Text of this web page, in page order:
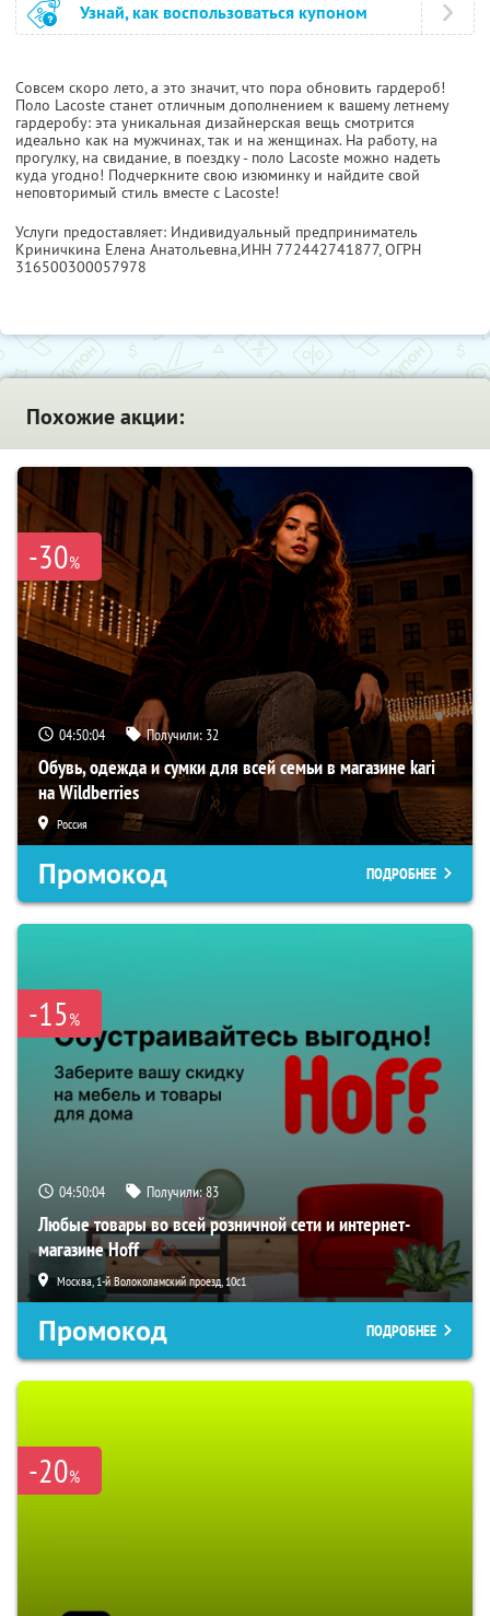
Узнай, как воспользоваться купоном
Совсем скоро лето, а это значит, что пора обновить гардероб!
Поло Lacoste станет отличным дополнением к вашему летнему
гардеробу: эта уникальная дизайнерская вещь смотрится
идеально как на мужчинах, так и на женщинах. На работу, на
прогулку, на свидание, в поездку - поло Lacoste можно надеть
куда угодно! Подчеркните свою изюминку и найдите свой
неповторимый стиль вместе с Lacoste!
Услуги предоставляет: Индивидуальный предприниматель
Криничкина Елена Анатольевна,ИНН 772442741877, ОГРН
316500300057978
Похожие акции:
-30%
04:50:03 Получили: 32
Обувь, одежда и сумки для всей семьи в магазине kari
на Wildberries
Россия
Промокод ПОДРОБНЕЕ
-15%
04:50:03 Получили:83
Любые товары во всей розничной сети и интернет-
магазине Hoff
Москва, 1-й Волоколамский проезд, 10с1
Промокод ПОДРОБНЕЕ
-20%